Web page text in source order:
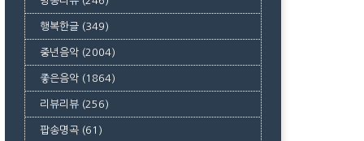
행복한글 (349)
중년음악 (2004)
좋은음악 (1864)
리뷰리뷰 (256)
팝송명곡 (61)